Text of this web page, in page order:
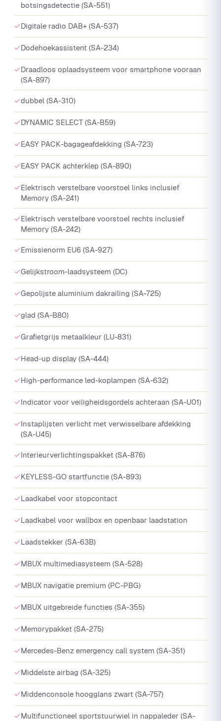
botsingsdetectie (SA-551)
Digitale radio DAB+ (SA-537)
Dodehoekassistent (SA-234)
Draadloos oplaadsysteem voor smartphone vooraan
(SA-897)
dubbel (SA-310)
DYNAMIC SELECT (SA-B59)
EASY PACK-bagageafdekking (SA-723)
EASY PACK achterklep (SA-890)
Elektrisch verstelbare voorstoel links inclusief
Memory (SA-241)
Elektrisch verstelbare voorstoel rechts inclusief
Memory (SA-242)
Emissienorm EU6 (SA-927)
Gelijkstroom-laadsysteem (DC)
Gepolijste aluminium dakrailing (SA-725)
glad (SA-B80)
Grafietgrijs metaalkleur (LU-831)
Head-up display (SA-444)
High-performance led-koplampen (SA-632)
Indicator voor veiligheidsgordels achteraan (SA-U01)
Instaplijsten verlicht met verwisselbare afdekking
(SA-U45)
Interieurverlichtingspakket (SA-876)
KEYLESS-GO startfunctie (SA-893)
Laadkabel voor stopcontact
Laadkabel voor wallbox en openbaar laadstation
Laadstekker (SA-63B)
MBUX multimediasysteem (SA-528)
MBUX navigatie premium (PC-PBG)
MBUX uitgebreide functies (SA-355)
Memorypakket (SA-275)
Mercedes-Benz emergency call system (SA-351)
Middelste airbag (SA-325)
Middenconsole hoogglans zwart (SA-757)
Multifunctioneel sportstuurwiel in nappaleder (SA-